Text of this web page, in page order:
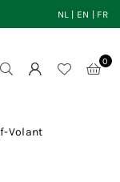
NL | EN | FR
0
Volant